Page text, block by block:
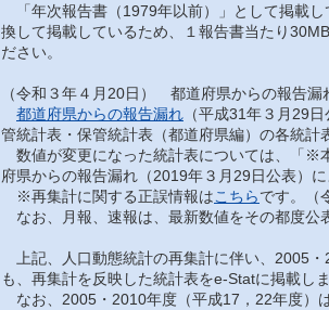
「年次報告書（1979年以前）」として掲載
換して掲載しているため、１報告書当たり
ださい。
（令和３年４月20日） 都道府県からの報告漏
都道府県からの報告漏れ （平成31年３月29
管統計表・保管統計表（都道府県編）の各統計
数値が変更になった統計表については、「※
府県からの報告漏れ（2019年３月29日公表）
※再集計に関する正誤情報はこちらです。（
なお、月報、速報は、最新数値をその都度公
上記、人口動態統計の再集計に伴い、2005
も、再集計を反映した統計表をe-Statに掲載しま
なお、2005・2010年度（平成17，22年度）